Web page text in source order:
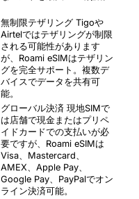
無制限テザリング Tigoや
Airtelではテザリングが制限
される可能性があります
が、Roami eSIMはテザリン
グを完全サポート。複数デ
バイスでデータを共有可
能。
グローバル決済 現地SIMで
は店舗で現金またはプリペ
イドカードでの支払いが必
要ですが、Roami eSIMは
Visa、Mastercard、
AMEX、Apple Pay、
Google Pay、PayPalでオン
ライン決済可能。